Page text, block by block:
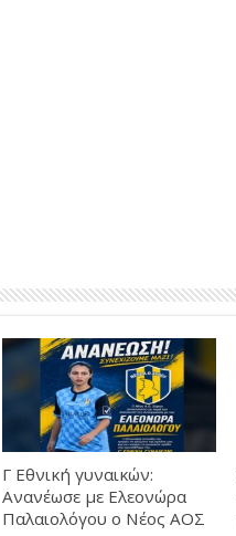
Γ Εθνική γυναικών:
Ανανέωσε με Ελεονώρα
Παλαιολόγου ο Νέος ΑΟΣ